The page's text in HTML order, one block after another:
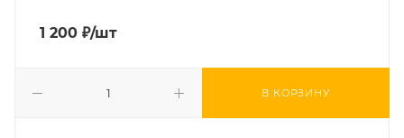
1 200 ₽/шт
В КОРЗИНУ